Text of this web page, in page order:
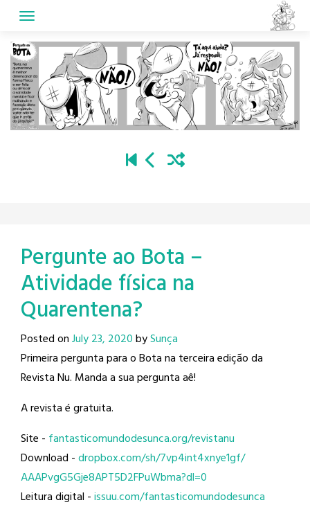
content
Pergunte ao Bota –
Atividade física na
Quarentena?
Posted onJuly 23, 2020bySunça
Primeira pergunta para o Bota na terceira edição da
Revista Nu. Manda a sua pergunta aê!
A revista é gratuita.
Site - fantasticomundodesunca.org/revistanu
Download -dropbox.com/sh/7vp4int4xnye1gf/
AAAPvgG5Gje8APT5D2FPuWbma?dl=0
Leitura digital -issuu.com/fantasticomundodesunca